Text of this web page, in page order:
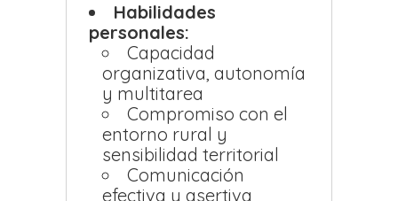
Habilidades
personales:
Capacidad
organizativa, autonomía
y multitarea
Compromiso con el
entorno rural y
sensibilidad territorial
Comunicación
efectiva y asertiva